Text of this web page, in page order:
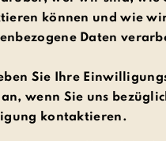
können und wie
Daten
Sie Ihre
an, wenn Sie uns
kontaktieren.